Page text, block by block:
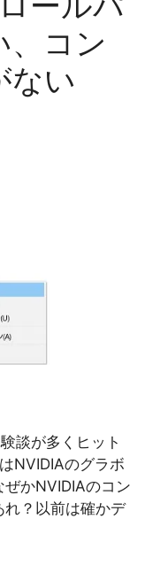
、コン
ない
談が多くヒット
NVIDIAのグラボ
かNVIDIAのコン
れ？以前は確かデ